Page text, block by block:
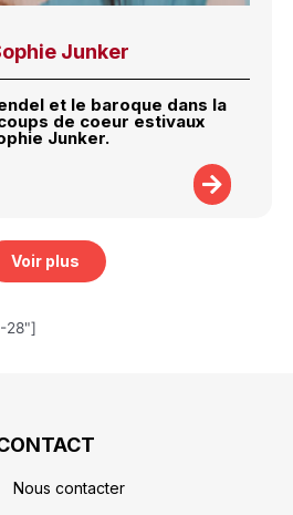
Junker
et le baroque dans la
de coeur estivaux
Junker.
Voir plus
28"]
Nous contacter